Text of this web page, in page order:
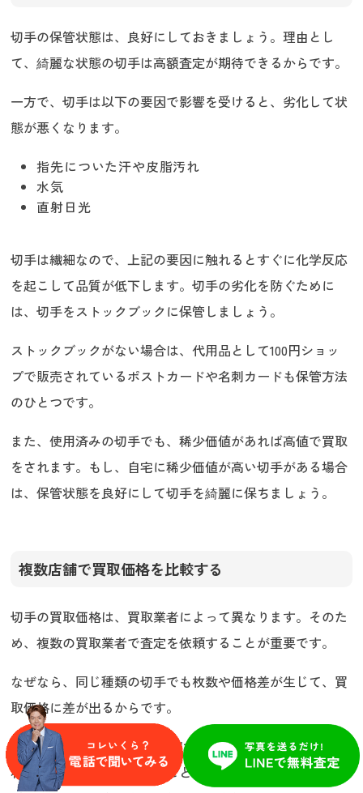
切手の保管状態は、良好にしておきましょう。理由とし
て、綺麗な状態の切手は高額査定が期待できるからです。
一方で、切手は以下の要因で影響を受けると、劣化して状
態が悪くなります。
指先についた汗や皮脂汚れ
水気
直射日光
切手は繊細なので、上記の要因に触れるとすぐに化学反応
を起こして品質が低下します。切手の劣化を防ぐために
は、切手をストックブックに保管しましょう。
ストックブックがない場合は、代用品として100円ショッ
プで販売されているポストカードや名刺カードも保管方法
のひとつです。
また、使用済みの切手でも、稀少価値があれば高値で買取
をされます。もし、自宅に稀少価値が高い切手がある場合
は、保管状態を良好にして切手を綺麗に保ちましょう。
複数店舗で買取価格を比較する
切手の買取価格は、買取業者によって異なります。そのた
め、複数の買取業者で査定を依頼することが重要です。
なぜなら、同じ種類の切手でも枚数や価格差が生じて、買
取価格に差が出るからです。
また、数ある買取業者の中には、悪徳業者も存在します。
利用者が切手の知識がないことを利用して、価値がある切